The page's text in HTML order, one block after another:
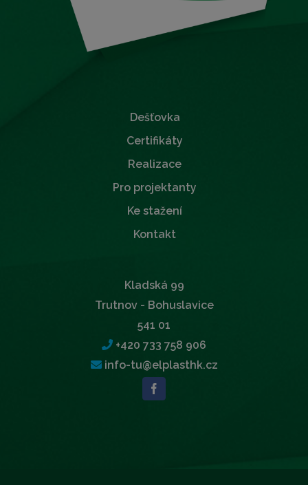
Dešťovka
Certifikáty
Realizace
Pro projektanty
Ke stažení
Kontakt
Kladská 99
Trutnov - Bohuslavice
541 01
+420 733 758 906
info-tu@elplasthk.cz